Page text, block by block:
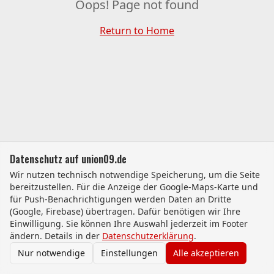
Oops! Page not found
Return to Home
Datenschutz auf union09.de
Wir nutzen technisch notwendige Speicherung, um die Seite
bereitzustellen. Für die Anzeige der Google-Maps-Karte und
für Push-Benachrichtigungen werden Daten an Dritte
(Google, Firebase) übertragen. Dafür benötigen wir Ihre
Einwilligung. Sie können Ihre Auswahl jederzeit im Footer
ändern. Details in der Datenschutzerklärung.
Nur notwendige
Einstellungen Alle akzeptieren